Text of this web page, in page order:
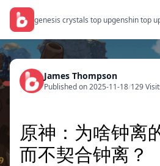
genesis crystals top upgenshin top
James Thompson
Published on 2025-11-18/129
原神：为啥钟离
而不契合钟离？